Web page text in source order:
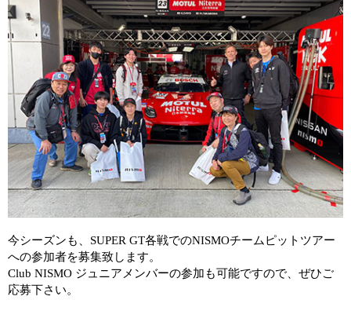
今シーズンも、SUPER GT各戦でのNISMOチームピットツアー
への参加者を募集致します。
Club NISMO ジュニアメンバーの参加も可能ですので、ぜひご
応募下さい。